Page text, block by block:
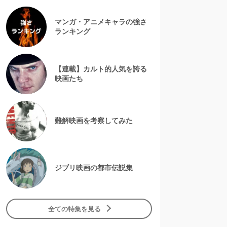
マンガ・アニメキャラの強さ
ランキング
【連載】カルト的人気を誇る
映画たち
難解映画を考察してみた
ジブリ映画の都市伝説集
全ての特集を見る